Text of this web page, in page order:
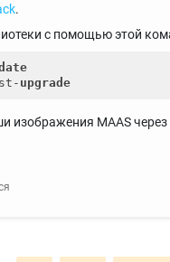
.
с помощью этой
upgrade
изображения MAAS